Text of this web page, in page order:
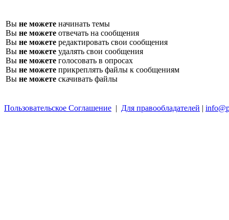
Вы не можете начинать темы
Вы не можете отвечать на сообщения
Вы не можете редактировать свои сообщения
Вы не можете удалять свои сообщения
Вы не можете голосовать в опросах
Вы не можете прикреплять файлы к сообщениям
Вы не можете скачивать файлы
Пользовательское Соглашение | Для правообладателей |